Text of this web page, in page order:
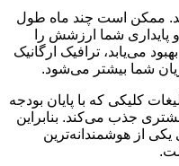
ممکن است چند ماه طول
پایداری شما ارزشش را
می‌یابد، ترافیک ارگانیک
شما بیشتر می‌شود.
کلیکی که با پایان بودجه
جذب می‌کند. بنابراین
از هوشمندانه‌ترین